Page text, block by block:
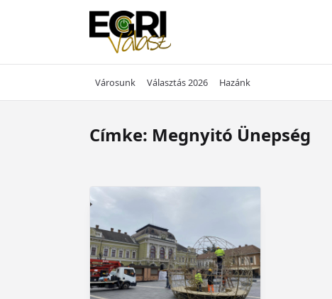
Városunk Választás 2026 Hazánk
Címke: Megnyitó Ünepség